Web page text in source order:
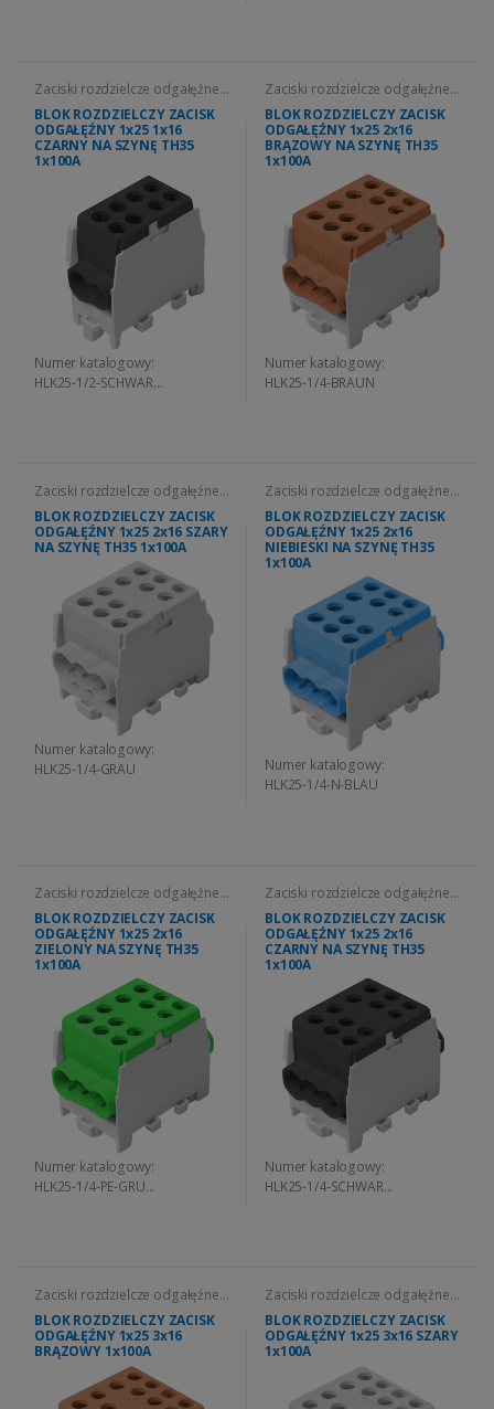
Zaciski rozdzielcze odgałęźne
HLK
BLOK ROZDZIELCZY ZACISK
ODGAŁĘŹNY 1x25 1x16
CZARNY NA SZYNĘ TH35
1x100A
Numer katalogowy:
HLK25-1/2-SCHWAR...
Zaciski rozdzielcze odgałęźne
HLK
BLOK ROZDZIELCZY ZACISK
ODGAŁĘŹNY 1x25 2x16
BRĄZOWY NA SZYNĘ TH35
1x100A
Numer katalogowy:
HLK25-1/4-BRAUN
Zaciski rozdzielcze odgałęźne
HLK
BLOK ROZDZIELCZY ZACISK
ODGAŁĘŹNY 1x25 2x16 SZARY
NA SZYNĘ TH35 1x100A
Numer katalogowy:
HLK25-1/4-GRAU
Zaciski rozdzielcze odgałęźne
HLK
BLOK ROZDZIELCZY ZACISK
ODGAŁĘŹNY 1x25 2x16
NIEBIESKI NA SZYNĘ TH35
1x100A
Numer katalogowy:
HLK25-1/4-N-BLAU
Zaciski rozdzielcze odgałęźne
HLK
BLOK ROZDZIELCZY ZACISK
ODGAŁĘŹNY 1x25 2x16
ZIELONY NA SZYNĘ TH35
1x100A
Numer katalogowy:
HLK25-1/4-PE-GRU...
Zaciski rozdzielcze odgałęźne
HLK
BLOK ROZDZIELCZY ZACISK
ODGAŁĘŹNY 1x25 2x16
CZARNY NA SZYNĘ TH35
1x100A
Numer katalogowy:
HLK25-1/4-SCHWAR...
Zaciski rozdzielcze odgałęźne
HLK
BLOK ROZDZIELCZY ZACISK
ODGAŁĘŹNY 1x25 3x16
BRĄZOWY 1x100A
Zaciski rozdzielcze odgałęźne
HLK
BLOK ROZDZIELCZY ZACISK
ODGAŁĘŹNY 1x25 3x16 SZARY
1x100A